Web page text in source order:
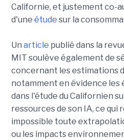
Californie, et justement co-
d'une étude sur la
Un article publié dans la
MIT soulève également de
concernant les estimations
notamment en évidence les
dans l'étude du Californien
ressources de son IA, ce qui
impossible toute
ou les impacts